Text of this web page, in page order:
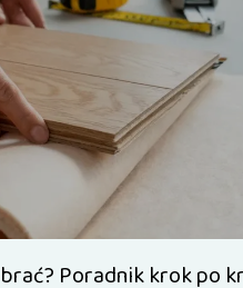
Poradnik krok po